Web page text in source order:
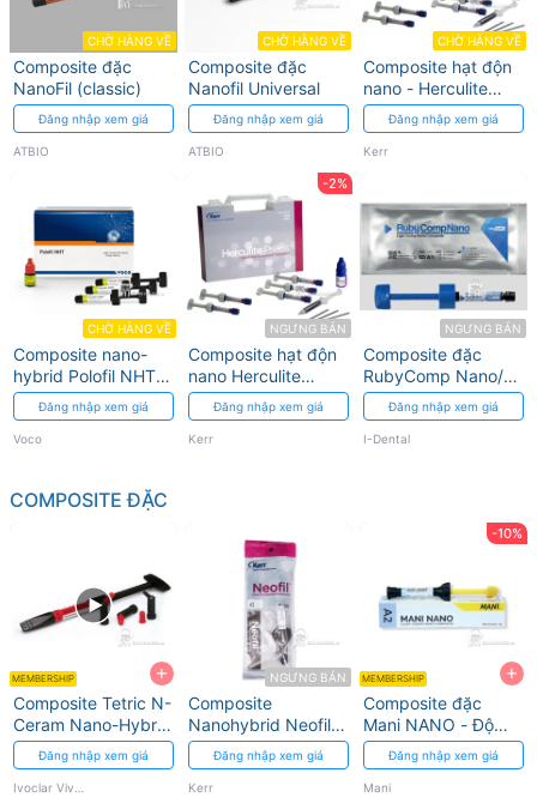
CHỜ HÀNG VỀ
Composite đặc
NanoFil (classic)
Đăng nhập xem giá
ATBIO
CHỜ HÀNG VỀ
Composite đặc
Nanofil Universal
Đăng nhập xem giá
ATBIO
CHỜ HÀNG VỀ
Composite hạt độn
nano - Herculite
Precis Dentin Kerr
Đăng nhập xem giá
Kerr
CHỜ HÀNG VỀ
Composite nano-
hybrid Polofil NHT -
Màu A1 Voco
Đăng nhập xem giá
Voco
-2%
NGƯNG BÁN
Composite hạt độn
nano Herculite
Precis Enamel Kerr
Đăng nhập xem giá
Kerr
NGƯNG BÁN
Composite đặc
RubyComp Nano/P
I-Dental
Đăng nhập xem giá
I-Dental
COMPOSITE ĐẶC
+
MEMBERSHIP
Composite Tetric N-
Ceram Nano-Hybrid
cho Răng Trước và
Sau
Đăng nhập xem giá
NGƯNG BÁN
Composite
Nanohybrid Neofil
Kerr - Cứng và
Thẩm Mỹ Cao
Đăng nhập xem giá
Kerr
-10%
+
MEMBERSHIP
Composite đặc
Mani NANO - Độ
bền cao, thẩm mỹ
tối ưu
Đăng nhập xem giá
Mani